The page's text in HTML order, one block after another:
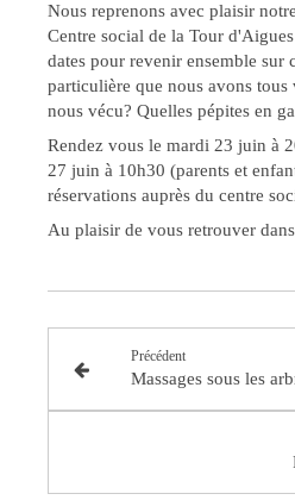
Nous reprenons avec plaisir
Centre social de la Tour
dates pour revenir ensemble sur
particulière que nous avons
nous vécu? Quelles pépites en
Rendez vous le mardi 23 juin à
27 juin à 10h30 (parents et
réservations auprès du centre
Au plaisir de vous retrouver
Précédent
Massages sous les